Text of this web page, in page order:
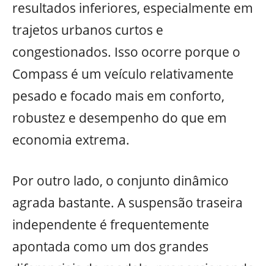
resultados inferiores, especialmente em
trajetos urbanos curtos e
congestionados. Isso ocorre porque o
Compass é um veículo relativamente
pesado e focado mais em conforto,
robustez e desempenho do que em
economia extrema.
Por outro lado, o conjunto dinâmico
agrada bastante. A suspensão traseira
independente é frequentemente
apontada como um dos grandes